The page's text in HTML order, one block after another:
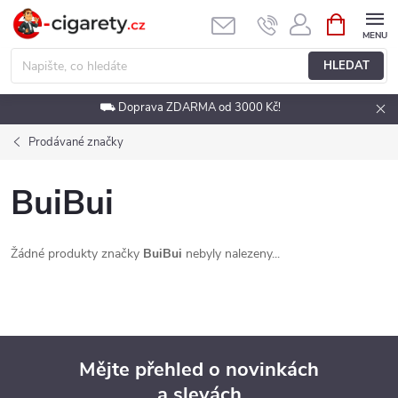
Přejít
obsah
HLEDAT
NÁKUPNÍ
KOŠÍK
⛟ Doprava ZDARMA od 3000 Kč!
Prodávané značky
BuiBui
Žádné produkty značky BuiBui nebyly nalezeny...
Mějte přehled o novinkách